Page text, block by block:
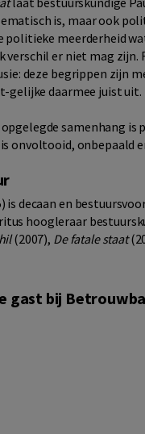
is, maar ook
politieke meerderheid
verschil er niet mag
deze begrippen zijn
gelijke daarmee juist uit.
samenhang
onvoltooid, onbepaald
is decaan en
hoogleraar
(2007), De fatale staat
gast bij